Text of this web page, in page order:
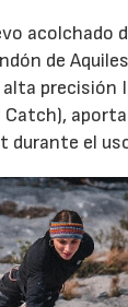
acolchado
de
precisión
el